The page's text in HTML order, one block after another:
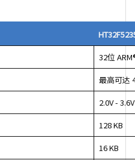
32位
最高可达
2.0V - 3.6V
128 KB
16 KB